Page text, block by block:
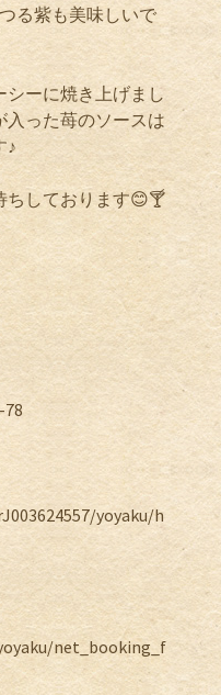
る紫も美味しいで
ーに焼き上げまし
入った苺のソースは
♪
ちしております😊🍸
yoyaku/h
net_booking_f